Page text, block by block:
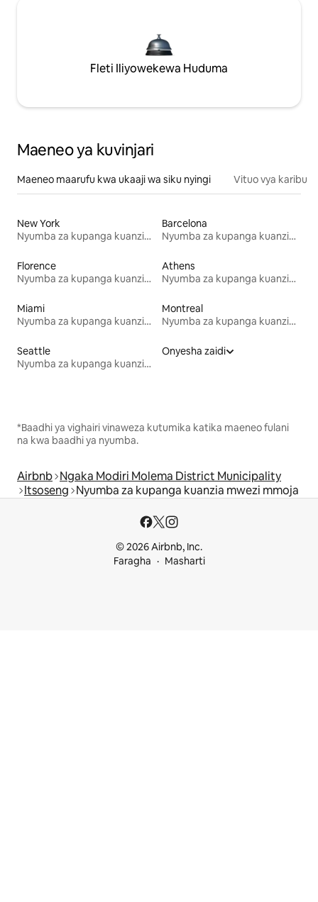
Fleti Iliyowekewa Huduma
Maeneo ya kuvinjari
Maeneo maarufu kwa ukaaji wa siku nyingi Vituo vya karibu
New York
Nyumba za kupanga kuanzia mwezi mmoja
Barcelona
Nyumba za kupanga kuanzia mwezi mmoja
Florence
Nyumba za kupanga kuanzia mwezi mmoja
Athens
Nyumba za kupanga kuanzia mwezi mmoja
Miami
Nyumba za kupanga kuanzia mwezi mmoja
Montreal
Nyumba za kupanga kuanzia mwezi mmoja
Seattle
Nyumba za kupanga kuanzia mwezi mmoja
Onyesha zaidi
*Baadhi ya vighairi vinaweza kutumika katika maeneo fulani
na kwa baadhi ya nyumba.
Airbnb Ngaka Modiri Molema District Municipality
Itsoseng Nyumba za kupanga kuanzia mwezi mmoja
© 2026 Airbnb, Inc.
Faragha
Masharti